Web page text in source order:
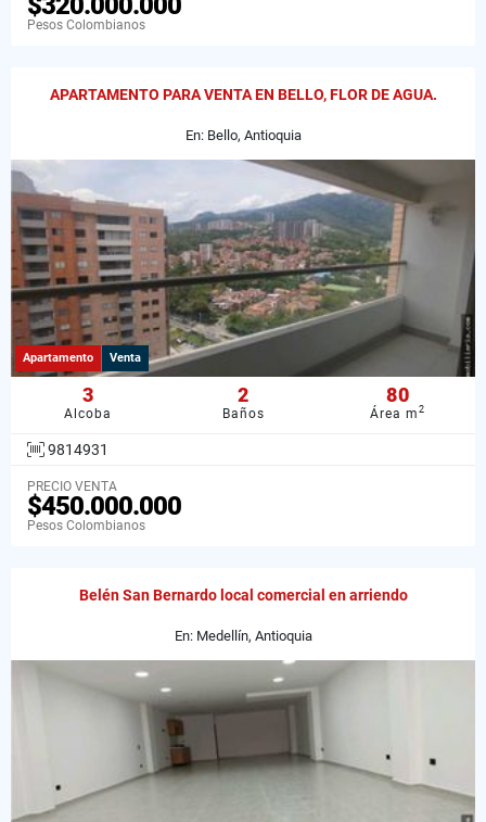
Pesos Colombianos
APARTAMENTO PARA VENTA EN BELLO, FLOR DE AGUA.
En: Bello, Antioquia
Apartamento Venta
3
Alcoba
2
Baños
80
Área m2
9814931
PRECIO VENTA
$450.000.000
Pesos Colombianos
Belén San Bernardo local comercial en arriendo
En: Medellín, Antioquia